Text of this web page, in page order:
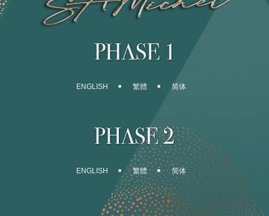
ENGLISH 繁體 简体
ENGLISH 繁體 简体